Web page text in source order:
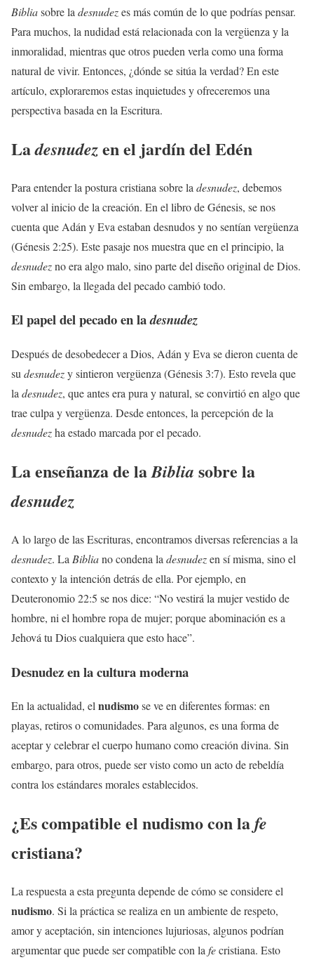
Bibliasobre la desnudezes más común de lo que podrías pensar.
Para muchos, la nudidad está relacionada con la vergüenza y la
inmoralidad, mientras que otros pueden verla como una forma
natural de vivir. Entonces, ¿dónde se sitúa la verdad? En este
artículo, exploraremos estas inquietudes y ofreceremos una
perspectiva basada en la Escritura.
Ladesnudezen el jardín del Edén
Para entender la postura cristiana sobre la desnudez, debemos
volver al inicio de la creación. En el libro de Génesis, se nos
cuenta que Adán y Eva estaban desnudos y no sentían vergüenza
(Génesis 2:25). Este pasaje nos muestra que en el principio, la
desnudezno era algo malo, sino parte del diseño original de Dios.
Sin embargo, la llegada del pecado cambió todo.
El papel del pecado en ladesnudez
Después de desobedecer a Dios, Adán y Eva se dieron cuenta de
su desnudezy sintieron vergüenza (Génesis 3:7). Esto revela que
la desnudez, que antes era pura y natural, se convirtió en algo que
trae culpa y vergüenza. Desde entonces, la percepción de la
desnudezha estado marcada por el pecado.
La enseñanza de laBiblia sobre la
desnudez
A lo largo de las Escrituras, encontramos diversas referencias a la
desnudez. La Bibliano condena la desnudezen sí misma, sino el
contexto y la intención detrás de ella. Por ejemplo, en
Deuteronomio 22:5 se nos dice: “No vestirá la mujer vestido de
hombre, ni el hombre ropa de mujer; porque abominación es a
Jehová tu Dios cualquiera que esto hace”.
Desnudez en la cultura moderna
En la actualidad, elnudismose ve en diferentes formas: en
playas, retiros o comunidades. Para algunos, es una forma de
aceptar y celebrar el cuerpo humano como creación divina. Sin
embargo, para otros, puede ser visto como un acto de rebeldía
contra los estándares morales establecidos.
¿Es compatible el nudismocon lafe
cristiana?
La respuesta a esta pregunta depende de cómo se considere el
nudismo. Si la práctica se realiza en un ambiente de respeto,
amor y aceptación, sin intenciones lujuriosas, algunos podrían
argumentar que puede ser compatible con la fecristiana. Esto